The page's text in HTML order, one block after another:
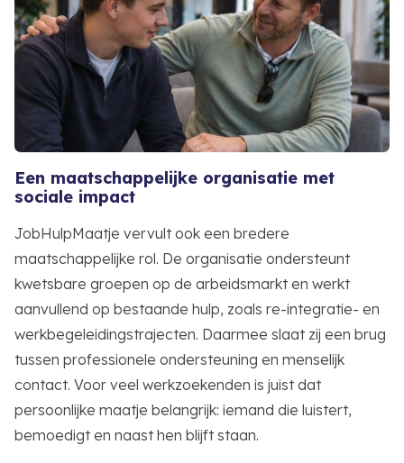
Een maatschappelijke organisatie met
sociale impact
JobHulpMaatje vervult ook een bredere
maatschappelijke rol. De organisatie ondersteunt
kwetsbare groepen op de arbeidsmarkt en werkt
aanvullend op bestaande hulp, zoals re-integratie- en
werkbegeleidingstrajecten. Daarmee slaat zij een brug
tussen professionele ondersteuning en menselijk
contact. Voor veel werkzoekenden is juist dat
persoonlijke maatje belangrijk: iemand die luistert,
bemoedigt en naast hen blijft staan.